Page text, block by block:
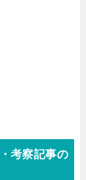
考察記事の